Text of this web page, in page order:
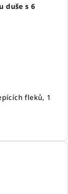
duše s 6
fleků, 1